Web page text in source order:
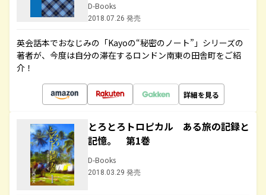
D-Books
2018.07.26 発売
英会話本でおなじみの「Kayoの“秘密のノート”」シリーズの
著者が、今度は自分の滞在するロンドン南東の田舎町をご紹
介！
詳細を見る
とろとろトロピカル ある旅の記録と
記憶。 第1巻
D-Books
2018.03.29 発売